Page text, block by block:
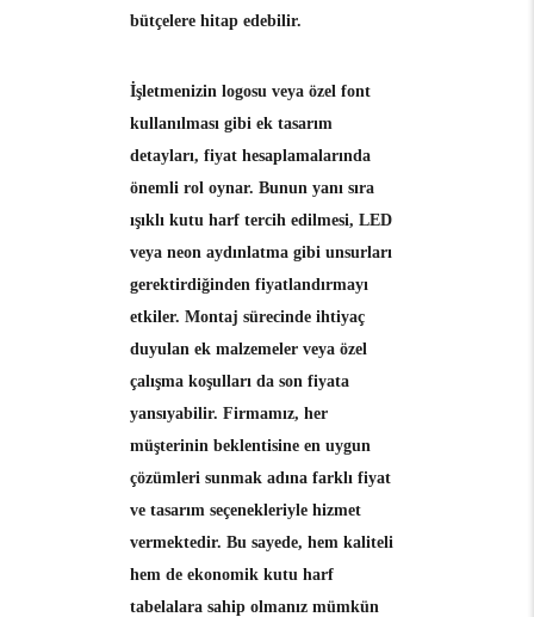
bütçelere hitap edebilir.
İşletmenizin logosu veya özel font
kullanılması gibi ek tasarım
detayları, fiyat hesaplamalarında
önemli rol oynar. Bunun yanı sıra
ışıklı kutu harf tercih edilmesi, LED
veya neon aydınlatma gibi unsurları
gerektirdiğinden fiyatlandırmayı
etkiler. Montaj sürecinde ihtiyaç
duyulan ek malzemeler veya özel
çalışma koşulları da son fiyata
yansıyabilir. Firmamız, her
müşterinin beklentisine en uygun
çözümleri sunmak adına farklı fiyat
ve tasarım seçenekleriyle hizmet
vermektedir. Bu sayede, hem kaliteli
hem de ekonomik kutu harf
tabelalara sahip olmanız mümkün